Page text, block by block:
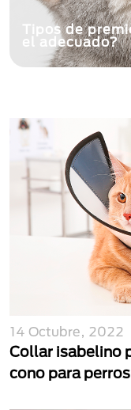
Cómo y
14 Octubre, 2022
Collar isabelino
cono para